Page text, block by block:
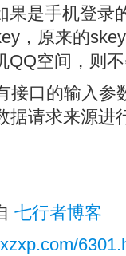
果是手机登录
，原来的
QQ空间，则
接口的输入参
据请求来源进
七行者博客